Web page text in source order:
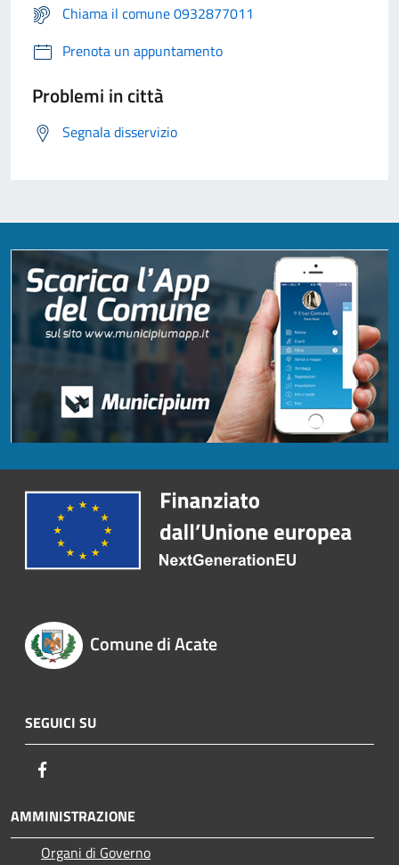
Chiama il comune 0932877011
Prenota un appuntamento
Problemi in città
Segnala disservizio
Comune di Acate
SEGUICI SU
AMMINISTRAZIONE
Organi di Governo